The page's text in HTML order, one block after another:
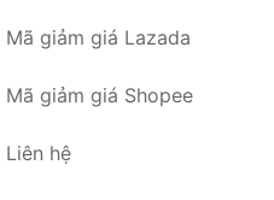
Mã giảm giá Lazada
Mã giảm giá Shopee
Liên hệ